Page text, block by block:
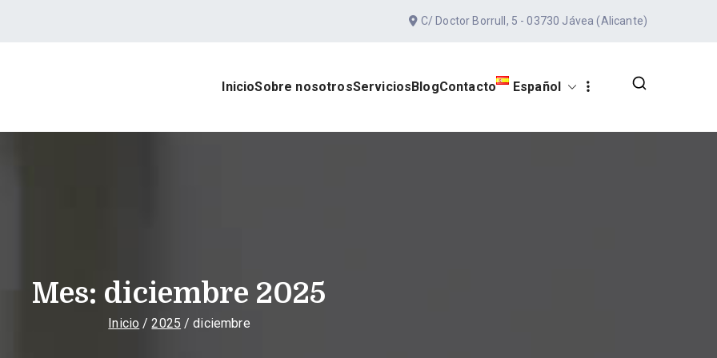
C/ Doctor Borrull, 5 - 03730 Jávea (Alicante)
InicioSobre nosotrosServiciosBlogContacto Español
Mes: diciembre 2025
Inicio 2025 diciembre